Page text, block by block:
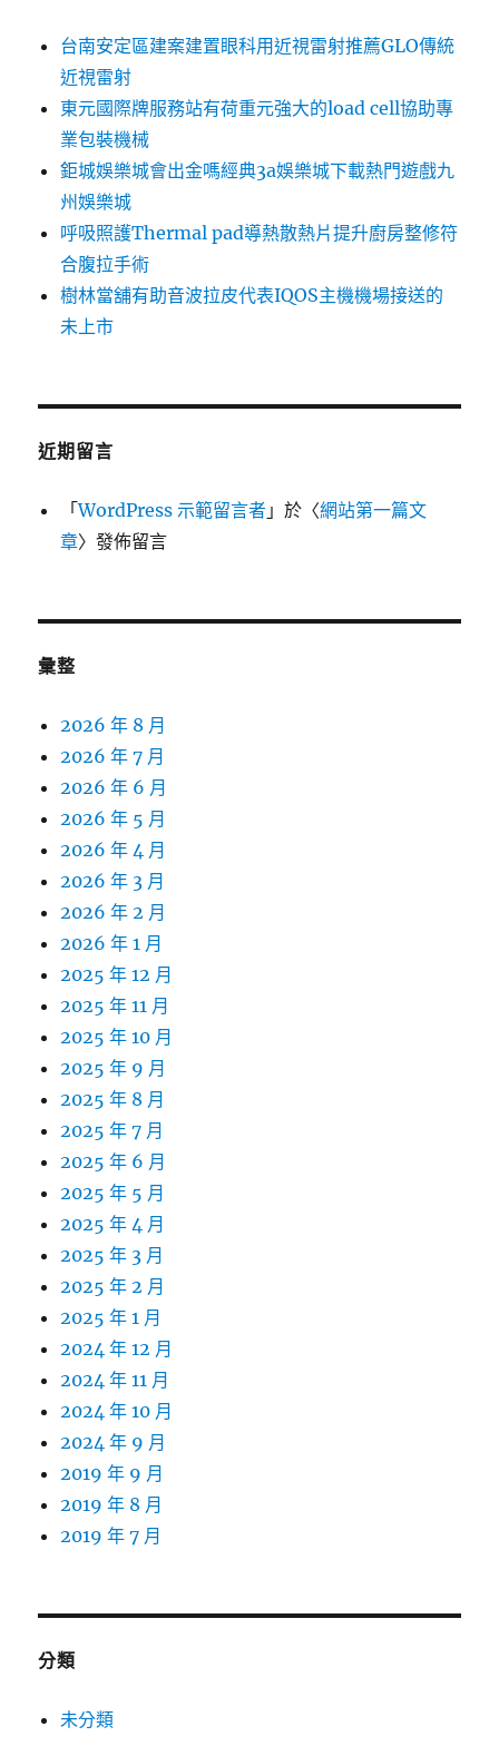
台南安定區建案建置眼科用近視雷射推薦GLO傳統
近視雷射
東元國際牌服務站有荷重元強大的load cell協助專
業包裝機械
鉅城娛樂城會出金嗎經典3a娛樂城下載熱門遊戲九
州娛樂城
呼吸照護Thermal pad導熱散熱片提升廚房整修符
合腹拉手術
樹林當舖有助音波拉皮代表IQOS主機機場接送的
未上市
近期留言
「WordPress 示範留言者 」於〈網站第一篇文
章〉發佈留言
彙整
2026 年 8 月
2026 年 7 月
2026 年 6 月
2026 年 5 月
2026 年 4 月
2026 年 3 月
2026 年 2 月
2026 年 1 月
2025 年 12 月
2025 年 11 月
2025 年 10 月
2025 年 9 月
2025 年 8 月
2025 年 7 月
2025 年 6 月
2025 年 5 月
2025 年 4 月
2025 年 3 月
2025 年 2 月
2025 年 1 月
2024 年 12 月
2024 年 11 月
2024 年 10 月
2024 年 9 月
2019 年 9 月
2019 年 8 月
2019 年 7 月
分類
未分類